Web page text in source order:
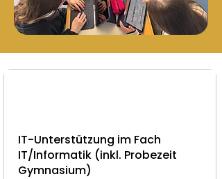
IT-Unterstützung im Fach
IT/Informatik (inkl. Probezeit
Gymnasium)